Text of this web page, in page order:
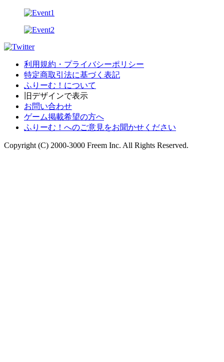
利用規約・プライバシーポリシー
特定商取引法に基づく表記
ふりーむ！について
旧デザインで表示
お問い合わせ
ゲーム掲載希望の方へ
ふりーむ！へのご意見をお聞かせください
Copyright (C) 2000-3000 Freem Inc. All Rights Reserved.